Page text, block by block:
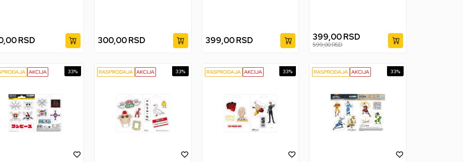
RSD 300,00 RSD 399,00 RSD 399,00RSD
599,00RSD
33% 33% 33% 33%